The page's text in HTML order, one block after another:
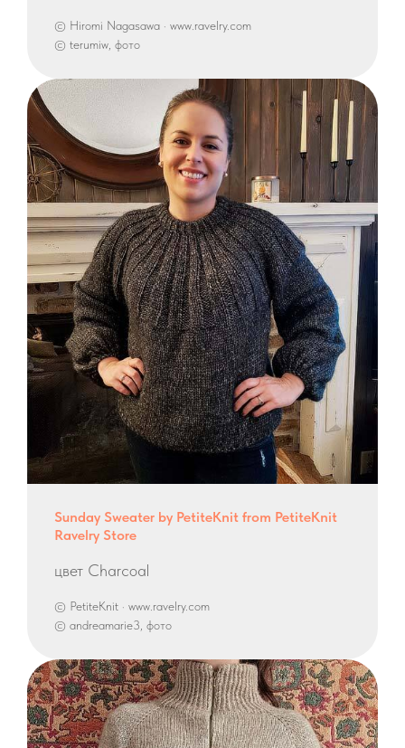
© Hiromi Nagasawa · www.ravelry.com
© terumiw, фото
Sunday Sweater by PetiteKnit from PetiteKnit
Ravelry Store
цвет Charcoal
© PetiteKnit · www.ravelry.com
© andreamarie3, фото